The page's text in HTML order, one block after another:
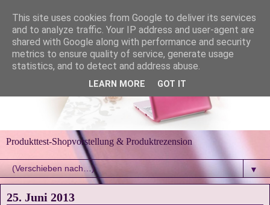
Produkttest-Shopvorstellung & Produktrezension
▼
25. Juni 2013
This site uses cookies from Google to deliver its services
and to analyze traffic. Your IP address and user-agent are
shared with Google along with performance and security
metrics to ensure quality of service, generate usage
statistics, and to detect and address abuse.
LEARN MORE GOT IT